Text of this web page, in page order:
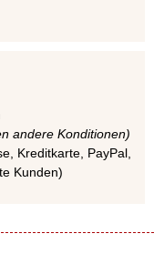
andere Konditionen)
Kreditkarte, PayPal,
Kunden)